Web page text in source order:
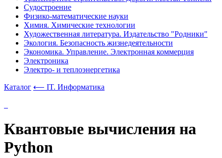
Судостроение
Физико-математические науки
Химия. Химические технологии
Художественная литература. Издательство "Родники"
Экология. Безопасность жизнедеятельности
Экономика. Управление. Электронная коммерция
Электроника
Электро- и теплоэнергетика
Каталог ⟵ IT. Информатика
Квантовые вычисления на
Python